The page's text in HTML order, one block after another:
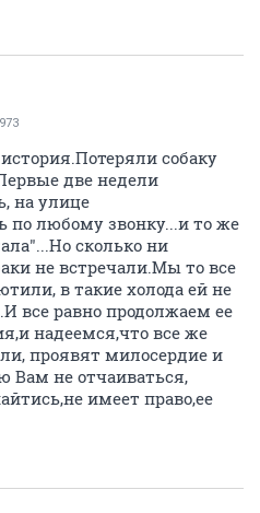
собаку
две недели
на улице
по любому звонку...и то же
сколько ни
не встречали.Мы то все
в такие холода ей не
все равно продолжаем ее
надеемся,что все же
проявят милосердие и
Вам не отчаиваться,
имеет право,ее